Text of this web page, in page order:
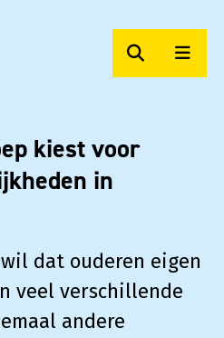
Zoeken
kiest voor
in
dat ouderen eigen
veel verschillende
andere